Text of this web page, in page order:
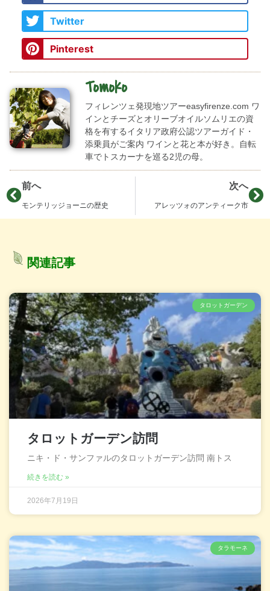
Twitter
Pinterest
Tomoko
フィレンツェ発現地ツアーeasyfirenze.com ワ
インとチーズとオリーブオイルソムリエの資
格を有するイタリア政府公認ツアーガイド・
添乗員がご案内 ワインと花と本が好き。自転
車でトスカーナを巡る2児の母。
前へ
モンテリッジョーニの歴史
次へ
アレッツォのアンティーク市
関連記事
タロットガーデン
タロットガーデン訪問
ニキ・ド・サンファルのタロットガーデン訪問 南トス
続きを読む »
2026年7月19日
タラモーネ